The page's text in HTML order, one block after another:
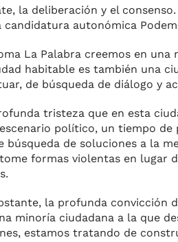
e
s
k
y
re
a
d
s
at
s
A
p
p
e
gr
a
m
ai
l
m
p
ar
ti
r
la deliberación y el
candidatura autonómica
La Palabra creemos en
habitable es también una
de búsqueda de diálogo y
tristeza que en esta
político, un tiempo
búsqueda de soluciones a la
formas violentas en lugar
la profunda convicción
minoría ciudadana a la que
estamos tratando de